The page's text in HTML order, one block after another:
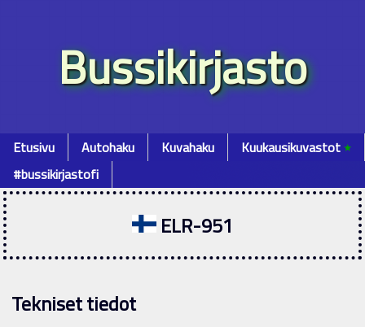
Bussikirjasto
Etusivu Autohaku Kuvahaku Kuukausikuvastot٭
#bussikirjastofi
ELR-951
Tekniset tiedot